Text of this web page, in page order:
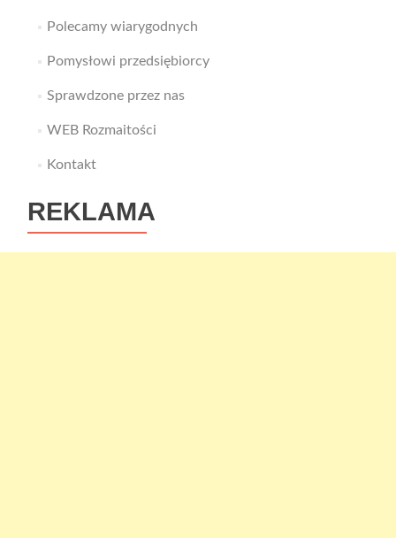
Polecamy wiarygodnych
Pomysłowi przedsiębiorcy
Sprawdzone przez nas
WEB Rozmaitości
Kontakt
REKLAMA